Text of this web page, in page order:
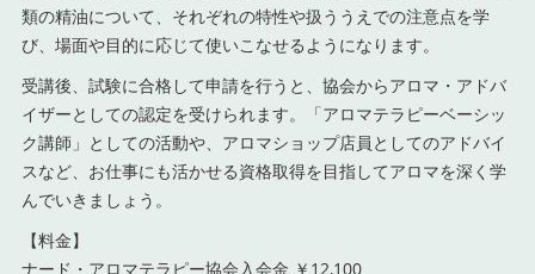
類の精油について、それぞれの特性や扱ううえでの注意点を学
び、場面や目的に応じて使いこなせるようになります。
受講後、試験に合格して申請を行うと、協会からアロマ・アドバ
イザーとしての認定を受けられます。「アロマテラピーベーシッ
ク講師」としての活動や、アロマショップ店員としてのアドバイ
スなど、お仕事にも活かせる資格取得を目指してアロマを深く学
んでいきましょう。
【料金】
ナード・アロマテラピー協会入会金 ￥12,100